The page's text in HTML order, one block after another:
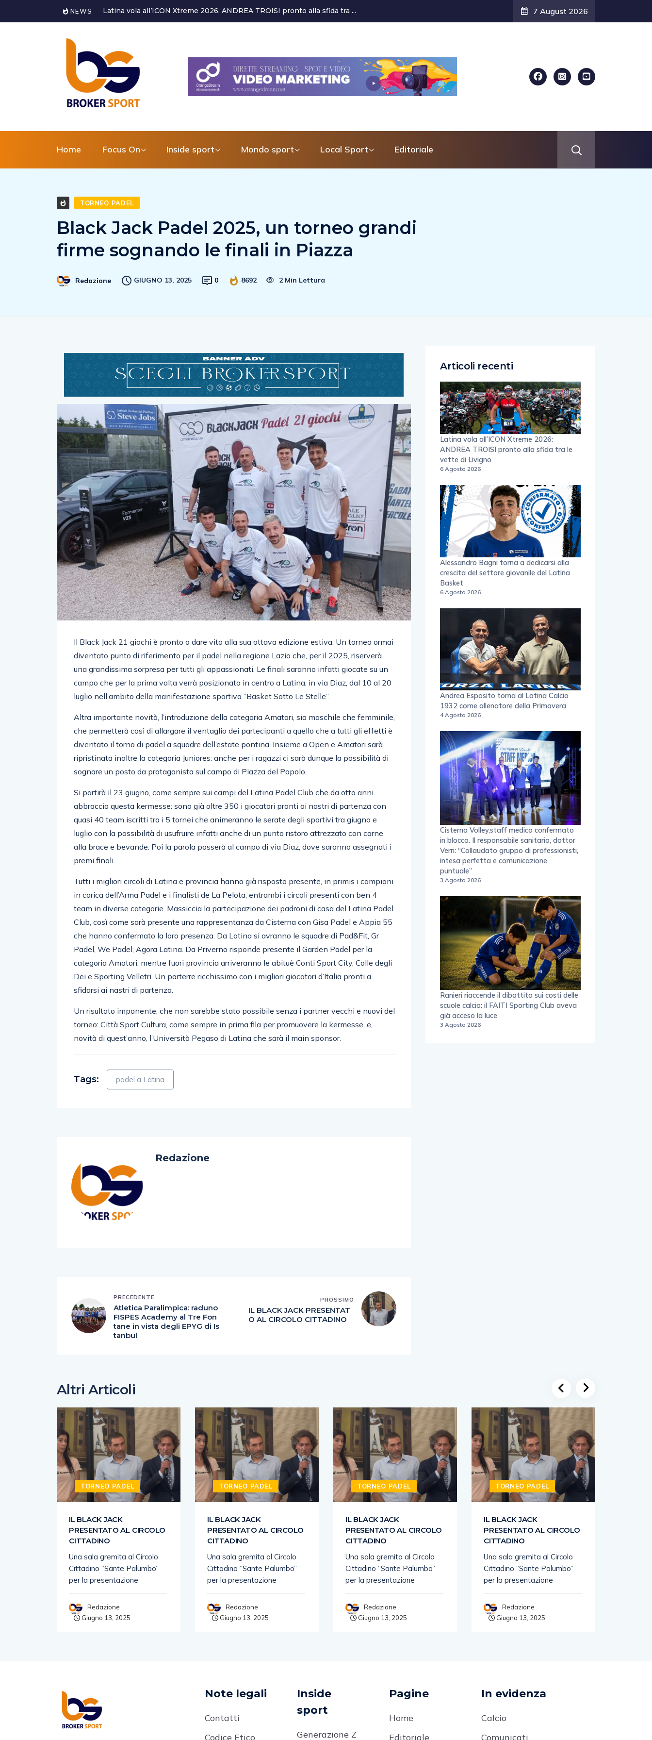
NEWS Alessandro Bagni torna a dedicarsi alla crescita del settore giovanile... 7 August 2026
Home Focus On Inside sport Mondo sport Local Sport Editoriale
TORNEO PADEL
Black Jack Padel 2025, un torneo grandi
firme sognando le finali in Piazza
Redazione GIUGNO 13, 2025 0 8692 2 Min Lettura
Il Black Jack 21 giochi è pronto a dare vita alla sua ottava edizione estiva. Un torneo ormai
diventato punto di riferimento per il padel nella regione Lazio che, per il 2025, riserverà
una grandissima sorpresa per tutti gli appassionati. Le finali saranno infatti giocate su un
campo che per la prima volta verrà posizionato in centro a Latina, in via Diaz, dal 10 al 20
luglio nell’ambito della manifestazione sportiva “Basket Sotto Le Stelle”.
Altra importante novità, l’introduzione della categoria Amatori, sia maschile che femminile,
che permetterà così di allargare il ventaglio dei partecipanti a quello che a tutti gli effetti è
diventato il torno di padel a squadre dell’estate pontina. Insieme a Open e Amatori sarà
ripristinata inoltre la categoria Juniores: anche per i ragazzi ci sarà dunque la possibilità di
sognare un posto da protagonista sul campo di Piazza del Popolo.
Si partirà il 23 giugno, come sempre sui campi del Latina Padel Club che da otto anni
abbraccia questa kermesse: sono già oltre 350 i giocatori pronti ai nastri di partenza con
quasi 40 team iscritti tra i 5 tornei che animeranno le serate degli sportivi tra giugno e
luglio con la possibilità di usufruire infatti anche di un punto ristoro attrezzato con carne
alla brace e bevande. Poi la parola passerà al campo di via Diaz, dove saranno assegnati i
premi finali.
Tutti i migliori circoli di Latina e provincia hanno già risposto presente, in primis i campioni
in carica dell’Arma Padel e i finalisti de La Pelota, entrambi i circoli presenti con ben 4
team in diverse categorie. Massiccia la partecipazione dei padroni di casa del Latina Padel
Club, così come sarà presente una rappresentanza da Cisterna con Gisa Padel e Appia 55
che hanno confermato la loro presenza. Da Latina si avranno le squadre di Pad&Fit, Gr
Padel, We Padel, Agora Latina. Da Priverno risponde presente il Garden Padel per la
categoria Amatori, mentre fuori provincia arriveranno le abituè Conti Sport City, Colle degli
Dei e Sporting Velletri. Un parterre ricchissimo con i migliori giocatori d’Italia pronti a
sfidarsi ai nastri di partenza.
Un risultato imponente, che non sarebbe stato possibile senza i partner vecchi e nuovi del
torneo: Città Sport Cultura, come sempre in prima fila per promuovere la kermesse, e,
novità di quest’anno, l’Università Pegaso di Latina che sarà il main sponsor.
Tags: padel a Latina
Redazione
PRECEDENTE
Atletica Paralimpica: raduno
FISPES Academy al Tre Fon
tane in vista degli EPYG di Is
tanbul
PROSSIMO
IL BLACK JACK PRESENTAT
O AL CIRCOLO CITTADINO
Articoli recenti
Latina vola all’ICON Xtreme 2026:
ANDREA TROISI pronto alla sfida tra le
vette di Livigno
6 Agosto 2026
Alessandro Bagni torna a dedicarsi alla
crescita del settore giovanile del Latina
Basket
6 Agosto 2026
Andrea Esposito torna al Latina Calcio
1932 come allenatore della Primavera
4 Agosto 2026
Cisterna Volley,staff medico confermato
in blocco. Il responsabile sanitario, dottor
Verri: “Collaudato gruppo di professionisti,
intesa perfetta e comunicazione
puntuale”
3 Agosto 2026
Ranieri riaccende il dibattito sui costi delle
scuole calcio: il FAITI Sporting Club aveva
già acceso la luce
3 Agosto 2026
Altri Articoli
TORNEO PADEL
IL BLACK JACK
PRESENTATO AL CIRCOLO
CITTADINO
Una sala gremita al Circolo
Cittadino “Sante Palumbo”
per la presentazione
Redazione
Giugno 13, 2025
TORNEO PADEL
IL BLACK JACK
PRESENTATO AL CIRCOLO
CITTADINO
Una sala gremita al Circolo
Cittadino “Sante Palumbo”
per la presentazione
Redazione
Giugno 13, 2025
TORNEO PADEL
IL BLACK JACK
PRESENTATO AL CIRCOLO
CITTADINO
Una sala gremita al Circolo
Cittadino “Sante Palumbo”
per la presentazione
Redazione
Giugno 13, 2025
TORNEO PADEL
IL BLACK JACK
PRESENTATO AL CIRCOLO
CITTADINO
Una sala gremita al Circolo
Cittadino “Sante Palumbo”
per la presentazione
Redazione
Giugno 13, 2025
Note legali
Contatti
Codice Etico
Inside
sport
Generazione Z
Pagine
Home
Editoriale
In evidenza
Calcio
Comunicati